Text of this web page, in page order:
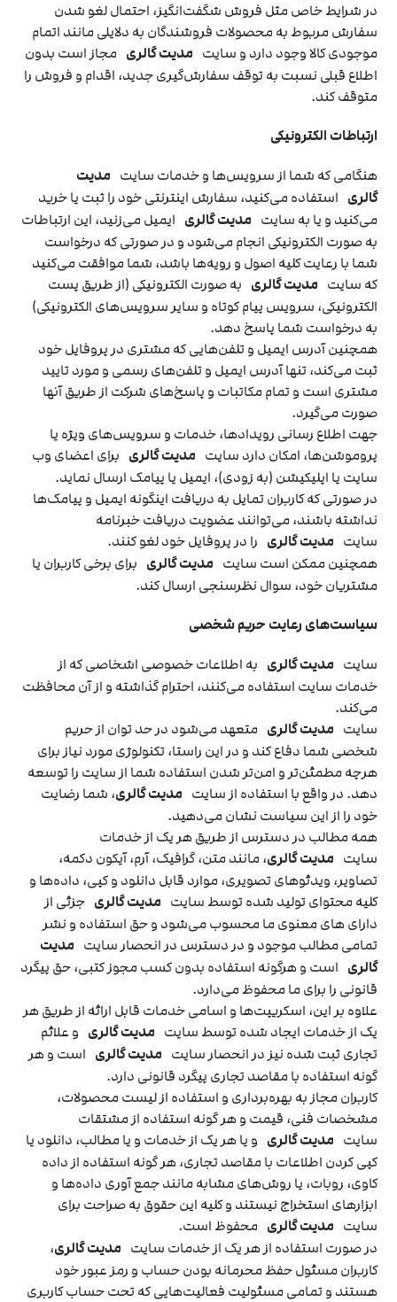
در شرایط خاص مثل فروش شگفت‌انگیز، احتمال لغو شدن
سفارش مربوط به محصولات فروشندگان به دلایلی مانند اتمام
موجودی کالا وجود دارد و سایت مدیت گالری مجاز است بدون
اطلاع قبلی نسبت به توقف سفارش‌‏گیری جدید، اقدام و فروش را
متوقف کند.
ارتباطات الکترونیکی
هنگامی که شما از سرویس‌‏ها و خدمات سایت مدیت
گالری استفاده می‏‌کنید، سفارش اینترنتی خود را ثبت یا خرید
می‏‌کنید و یا به سایت مدیت گالری ایمیل می‏‌زنید، این ارتباطات
به صورت الکترونیکی انجام می‏‌شود و در صورتی که درخواست
شما با رعایت کلیه اصول و رویه‏‌ها باشد، شما موافقت می‌‏کنید
که سایت مدیت گالری به صورت الکترونیکی (از طریق پست
الکترونیکی، سرویس پیام کوتاه و سایر سرویس‌های الکترونیکی)
به درخواست شما پاسخ دهد.
همچنین آدرس ایمیل و تلفن‌هایی که مشتری در پروفایل خود
ثبت می‌کند، تنها آدرس ایمیل و تلفن‌های رسمی و مورد تایید
مشتری است و تمام مکاتبات و پاسخ‌های شرکت از طریق آنها
صورت می‌گیرد.
جهت اطلاع رسانی رویدادها، خدمات و سرویس‌های ویژه یا
پروموشن‌ها، امکان دارد سایت مدیت گالری برای اعضای وب
سایت یا اپلیکیشن (به زودی)، ایمیل یا پیامک ارسال نماید.
در صورتی که کاربران تمایل به دریافت اینگونه ایمیل و پیامک‌ها
نداشته باشند، می‌توانند عضویت دریافت خبرنامه
سایت مدیت گالری را در پروفایل خود لغو کنند.
همچنین ممکن است سایت مدیت گالری برای برخی کاربران یا
مشتریان خود، سوال نظرسنجی ارسال کند.
سیاست‏‌های رعایت حریم شخصی
سایت مدیت گالری به اطلاعات خصوصی اشخاصى که از
خدمات سایت استفاده می‏‌کنند، احترام گذاشته و از آن محافظت
می‏‌کند.
سایت مدیت گالری متعهد می‏‌شود در حد توان از حریم
شخصی شما دفاع کند و در این راستا، تکنولوژی مورد نیاز برای
هرچه مطمئن‏‌تر و امن‏‌تر شدن استفاده شما از سایت را توسعه
دهد. در واقع با استفاده از سایت مدیت گالری، شما رضایت
خود را از این سیاست نشان می‏‌دهید.
همه مطالب در دسترس از طریق هر یک از خدمات
سایت مدیت گالری، مانند متن، گرافیک، آرم، آیکون دکمه،
تصاویر، ویدئوهای تصویری، موارد قابل دانلود و کپی، داده‌ها و
کلیه محتوای تولید شده توسط سایت مدیت گالری جزئی از
دارای های معنوی ما محسوب می‏‌شود و حق استفاده و نشر
تمامی مطالب موجود و در دسترس در انحصار سایت مدیت
گالری است و هرگونه استفاده بدون کسب مجوز کتبی، حق پیگرد
قانونی را برای ما محفوظ می‏‌دارد.
علاوه بر این، اسکریپت‌ها و اسامی خدمات قابل ارائه از طریق هر
یک از خدمات ایجاد شده توسط سایت مدیت گالری و علائم
تجاری ثبت شده نیز در انحصار سایت مدیت گالری است و هر
گونه استفاده با مقاصد تجاری پیگرد قانونی دارد.
کاربران مجاز به بهره‌‏برداری و استفاده از لیست محصولات،
مشخصات فنی، قیمت و هر گونه استفاده از مشتقات
سایت مدیت گالری و یا هر یک از خدمات و یا مطالب، دانلود یا
کپی کردن اطلاعات با مقاصد تجاری، هر گونه استفاده از داده
کاوی، روبات، یا روش‌‏های مشابه مانند جمع آوری داده‌‏ها و
ابزارهای استخراج نیستند و کلیه این حقوق به صراحت برای
سایت مدیت گالری محفوظ است.
در صورت استفاده از هر یک از خدمات سایت مدیت گالری،
کاربران مسئول حفظ محرمانه بودن حساب و رمز عبور خود
هستند و تمامی مسئولیت فعالیت‌‏هایی که تحت حساب کاربری